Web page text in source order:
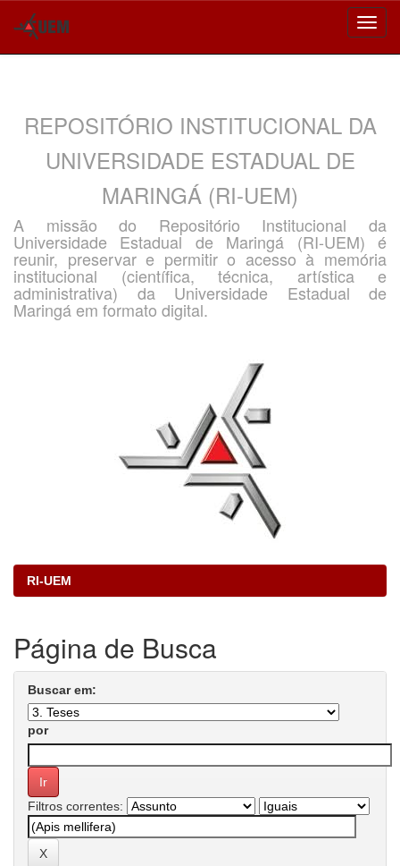
REPOSITÓRIO INSTITUCIONAL DA
UNIVERSIDADE ESTADUAL DE
MARINGÁ (RI-UEM)
A missão do Repositório Institucional da
Universidade Estadual de Maringá (RI-UEM) é
reunir, preservar e permitir o acesso à memória
institucional (científica, técnica, artística e
administrativa) da Universidade Estadual de
Maringá em formato digital.
RI-UEM
Página de Busca
Buscar em:
por
Filtros correntes: